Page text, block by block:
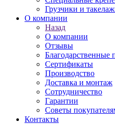
Грузчики и
О компании
Назад
О компании
Отзывы
Благодарственные
Сертификаты
Производство
Доставка и монтаж
Сотрудничество
Гарантии
Советы
Контакты